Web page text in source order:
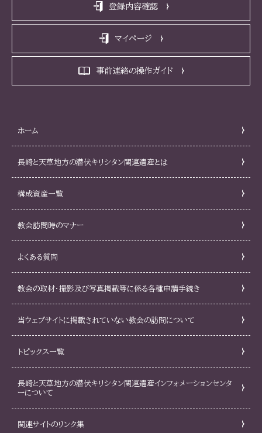
登録内容確認
マイページ
事前連絡の操作ガイド
ホーム
長崎と天草地方の潜伏キリシタン関連遺産とは
構成資産一覧
教会訪問時のマナー
よくある質問
教会の取材・撮影及び写真掲載等に係る各種申請手続き
当ウェブサイトに掲載されていない教会の訪問について
トピックス一覧
長崎と天草地方の潜伏キリシタン関連遺産インフォメーションセンタ
ーについて
関連サイトのリンク集